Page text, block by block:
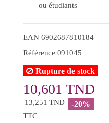
ou étudiants
EAN 6902687810184
Référence 091045
Rupture de stock
10,601 TND
13,251 TND -20%
TTC